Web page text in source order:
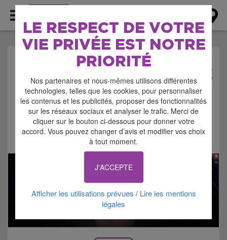
LE RESPECT DE VOTRE
VIE PRIVÉE EST NOTRE
PRIORITÉ
Nos partenaires et nous-mêmes utilisons différentes
technologies, telles que les cookies, pour personnaliser
les contenus et les publicités, proposer des fonctionnalités
sur les réseaux sociaux et analyser le trafic. Merci de
cliquer sur le bouton ci-dessous pour donner votre
accord. Vous pouvez changer d’avis et modifier vos choix
à tout moment.
J'ACCEPTE
Afficher les utilisations prévues / Lire les mentions
légales
AGENDA > SPECTACLE
Signaler cette annonce